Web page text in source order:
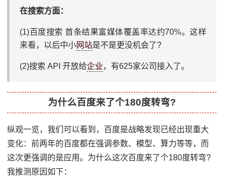
在搜索方面：
(1)百度搜索 首条结果富媒体覆盖率达约70%。这样
来看，以后中小网站是不是更没机会了?
(2)搜索 API 开放给企业，有625家公司接入了。
为什么百度来了个180度转弯?
纵观一览，我们可以看到，百度是战略发现已经出现重大
变化：前两年的百度都在强调参数、模型、算力等等，而
这次更强调的是应用。为什么这次百度来了个180度转弯?
我推测原因如下：